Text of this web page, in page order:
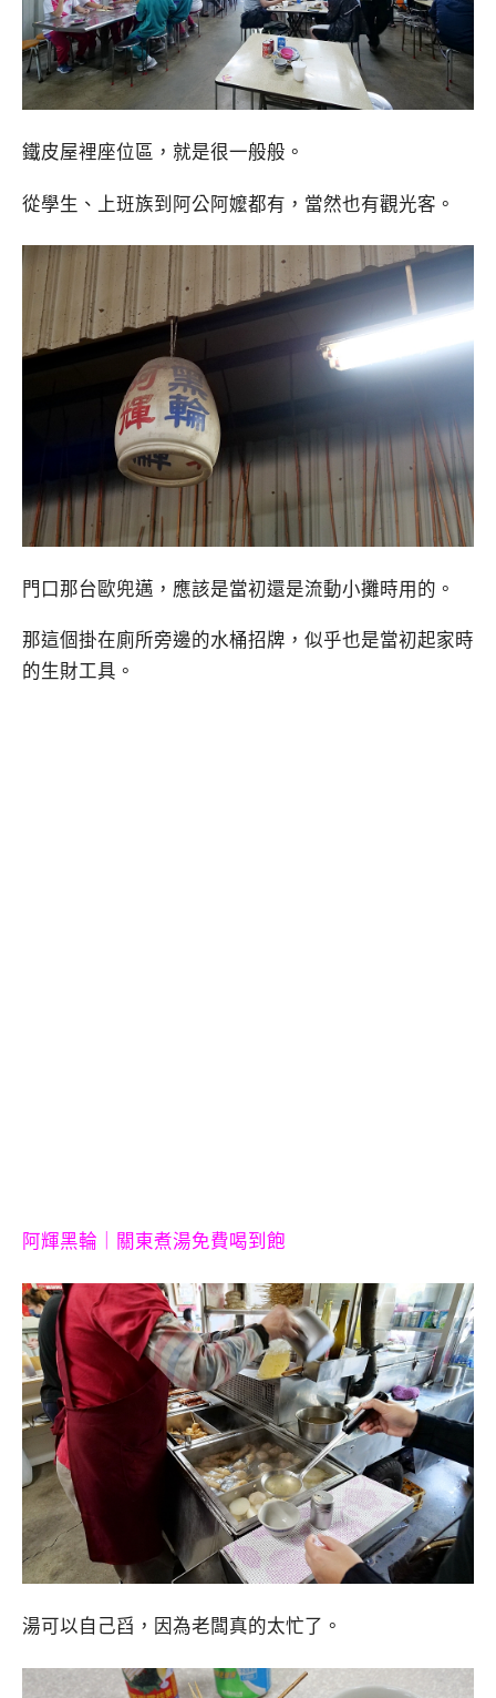
鐵皮屋裡座位區，就是很一般般。
從學生、上班族到阿公阿嬤都有，當然也有觀光客。
門口那台歐兜邁，應該是當初還是流動小攤時用的。
那這個掛在廁所旁邊的水桶招牌，似乎也是當初起家時
的生財工具。
阿輝黑輪｜關東煮湯免費喝到飽
湯可以自己舀，因為老闆真的太忙了。